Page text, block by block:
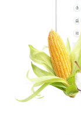
Issiqxona
Malumotlari
Raqamli